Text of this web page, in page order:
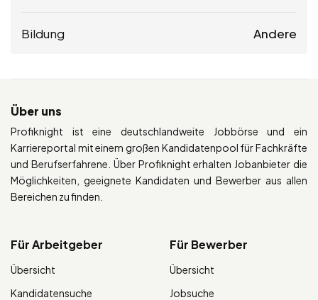
Bildung Andere
Über uns
Profiknight ist eine deutschlandweite Jobbörse und ein
Karriereportal mit einem großen Kandidatenpool für Fachkräfte
und Berufserfahrene. Über Profiknight erhalten Jobanbieter die
Möglichkeiten, geeignete Kandidaten und Bewerber aus allen
Bereichen zu finden.
Für Arbeitgeber
Übersicht
Kandidatensuche
Für Bewerber
Übersicht
Jobsuche